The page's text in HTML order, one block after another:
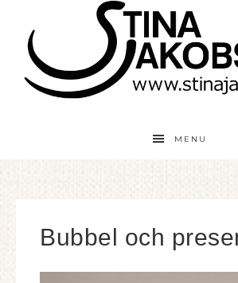
MENU
Bubbel och